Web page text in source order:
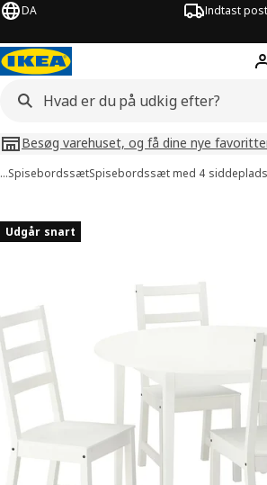
DA Indtast
Besøg varehuset, og få dine nye
…SpisebordssætSpisebordssæt med 4
over
Udgår snart